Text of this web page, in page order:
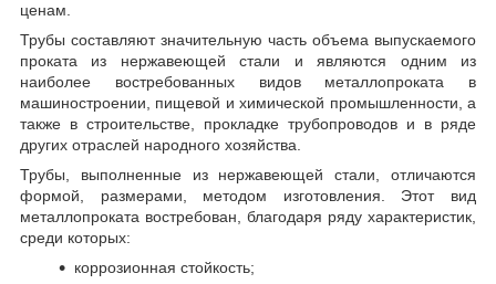
ценам.
Трубы составляют значительную часть объема выпускаемого
проката из нержавеющей стали и являются одним из
наиболее востребованных видов металлопроката в
машиностроении, пищевой и химической промышленности, а
также в строительстве, прокладке трубопроводов и в ряде
других отраслей народного хозяйства.
Трубы, выполненные из нержавеющей стали, отличаются
формой, размерами, методом изготовления. Этот вид
металлопроката востребован, благодаря ряду характеристик,
среди которых:
коррозионная стойкость;